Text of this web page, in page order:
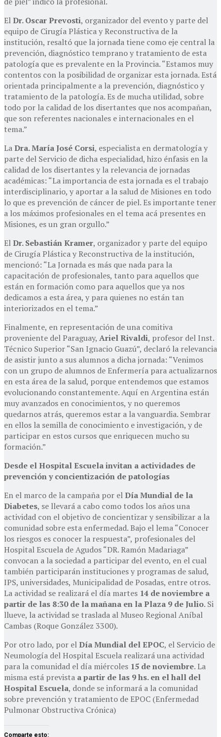
ElDr. Oscar Prevosti, organizador del evento y parte del
equipo de Cirugía Plástica y Reconstructiva de la
institución, resaltó que la jornada tiene como eje central la
prevención, diagnóstico temprano y tratamiento de esta
patología que es prevalente en la Provincia. “Estamos muy
contentos con la posibilidad de organizar esta jornada. Está
orientada principalmente a la prevención, diagnóstico y
tratamiento de la patología. Es de mucha utilidad, sobre
todo por la calidad de los disertantes que nos acompañan,
que son referentes nacionales e internacionales en el
tema.”
LaDra. María José Corsi, especialista en dermatología y
parte del Servicio de dicha especialidad, hizo énfasis en la
calidad de los disertantes y la relevancia de jornadas
académicas: “La importancia de esta jornada es el trabajo
interdisciplinario, y aportar a la salud de Misiones en todo
lo que es prevención de cáncer de piel. Es importante tener
a los máximos profesionales en el tema acá presentes en
Misiones, es un gran orgullo.”
ElDr. Sebastián Kramer, organizador y parte del equipo
de Cirugía Plástica y Reconstructiva de la institución,
mencionó: “La Jornada es más que nada para la
capacitación de profesionales, tanto para aquellos que
están en formación como para aquellos que ya nos
dedicamos a esta área, y para quienes no están tan
interiorizados en el tema.”
Finalmente, en representación de una comitiva
proveniente del Paraguay, Ariel Rivaldi, profesor del Inst.
Técnico Superior “San Ignacio Guazú”, declaró la relevancia
de asistir junto a sus alumnos a dicha jornada: “Venimos
con un grupo de alumnos de Enfermería para actualizarnos
en esta área de la salud, porque entendemos que estamos
evolucionando constantemente. Aquí en Argentina están
muy avanzados en conocimientos, y no queremos
quedarnos atrás, queremos estar a la vanguardia. Sembrar
en ellos la semilla de conocimiento e investigación, y de
participar en estos cursos que enriquecen mucho su
formación.”
Desde el Hospital Escuela invitan a actividades de
prevención y concientización de patologías
En el marco de la campaña por elDía Mundial de la
Diabetes, se llevará a cabo como todos los años una
actividad con el objetivo de concientizar y sensibilizar a la
comunidad sobre esta enfermedad. Bajo el lema “Conocer
los riesgos es conocer la respuesta”, profesionales del
Hospital Escuela de Agudos “DR. Ramón Madariaga”
convocan a la sociedad a participar del evento, en el cual
también participarán instituciones y programas de salud,
IPS, universidades, Municipalidad de Posadas, entre otros.
La actividad se realizará el día martes 14 de noviembre a
partir de las 8:30 de la mañana en la Plaza 9 de Julio. Si
llueve, la actividad se traslada al Museo Regional Aníbal
Cambas (Roque González 3300).
Por otro lado, por elDía Mundial del EPOC, el Servicio de
Neumología del Hospital Escuela realizará una actividad
para la comunidad el día miércoles 15 de noviembre. La
misma está prevista a partir de las 9 hs. en el hall del
Hospital Escuela, donde se informará a la comunidad
sobre prevención y tratamiento de EPOC (Enfermedad
Pulmonar Obstructiva Crónica)
Comparte esto: